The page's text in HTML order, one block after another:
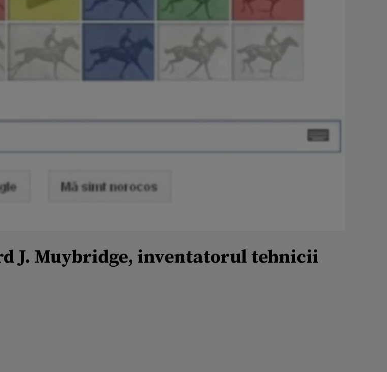
J. Muybridge, inventatorul tehnicii